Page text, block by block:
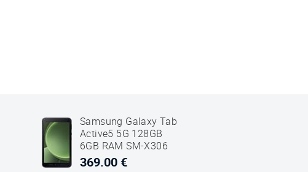
Samsung Galaxy Tab
Active5 5G 128GB
6GB RAM SM-X306
Crno-zeleni
369.00 €